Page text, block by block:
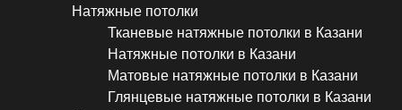
Натяжные потолки
Тканевые натяжные потолки в Казани
Натяжные потолки в Казани
Матовые натяжные потолки в Казани
Глянцевые натяжные потолки в Казани